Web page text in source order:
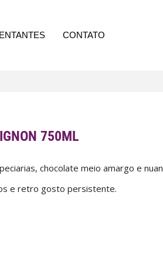
CONTATO
750ML
chocolate meio amargo e
e retro gosto persistente.